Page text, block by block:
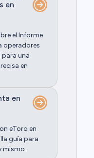
en
el Informe
operadores
una
en
en
eToro en
guía para
mismo.